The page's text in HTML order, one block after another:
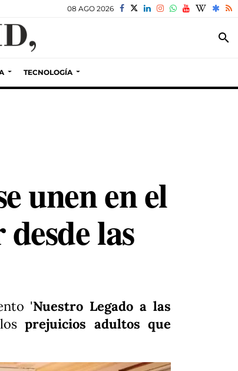
08 AGO 2026
search
TECNOLOGÍA
unen en el
las
'Nuestro Legado a las
prejuicios adultos que